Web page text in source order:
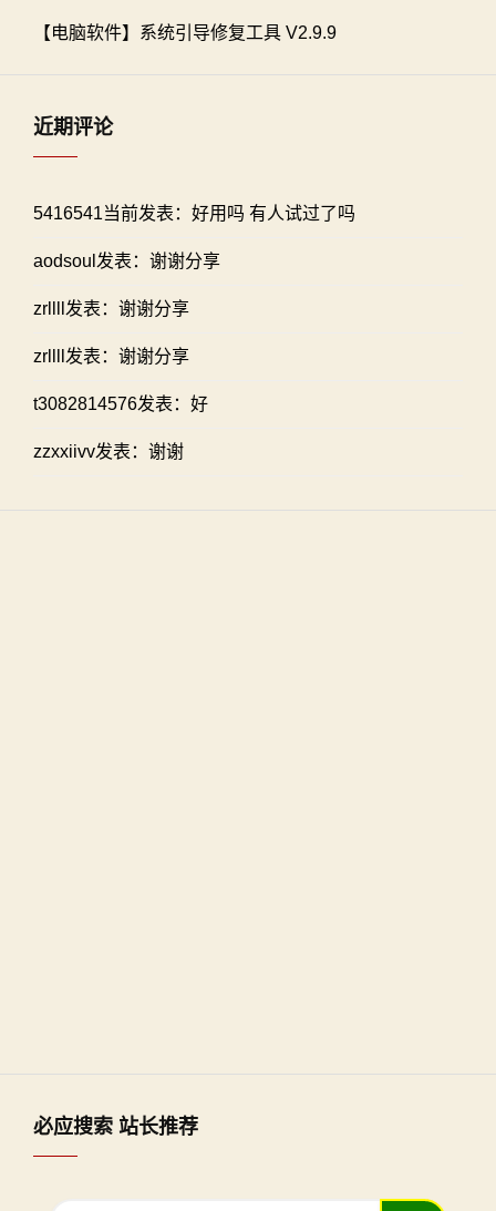
【电脑软件】系统引导修复工具 V2.9.9
近期评论
5416541当前发表：好用吗 有人试过了吗
aodsoul发表：谢谢分享
zrllll发表：谢谢分享
zrllll发表：谢谢分享
t3082814576发表：好
zzxxiivv发表：谢谢
必应搜索 站长推荐